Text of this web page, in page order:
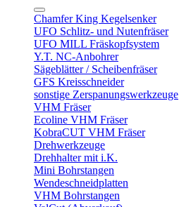
Chamfer King Kegelsenker
UFO Schlitz- und Nutenfräser
UFO MILL Fräskopfsystem
Y.T. NC-Anbohrer
Sägeblätter / Scheibenfräser
GFS Kreisschneider
sonstige Zerspanungswerkzeuge
VHM Fräser
Ecoline VHM Fräser
KobraCUT VHM Fräser
Drehwerkzeuge
Drehhalter mit i.K.
Mini Bohrstangen
Wendeschneidplatten
VHM Bohrstangen